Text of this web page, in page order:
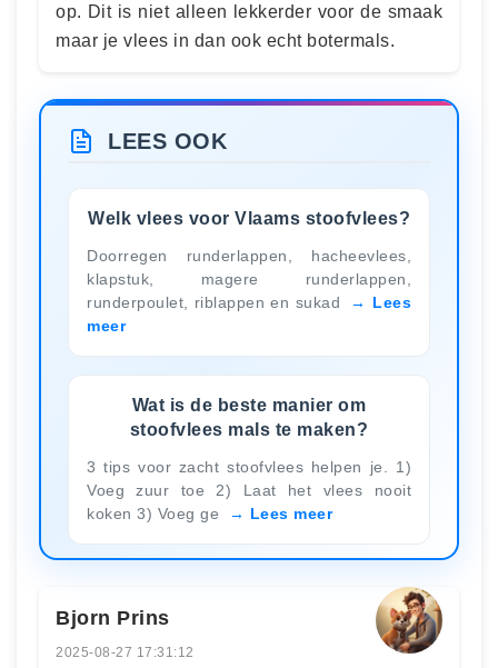
op. Dit is niet alleen lekkerder voor de smaak
maar je vlees in dan ook echt botermals.
LEES OOK
Welk vlees voor Vlaams stoofvlees?
Doorregen runderlappen, hacheevlees,
klapstuk, magere runderlappen,
runderpoulet, riblappen en sukad
Lees
meer
Wat is de beste manier om
stoofvlees mals te maken?
3 tips voor zacht stoofvlees helpen je. 1)
Voeg zuur toe 2) Laat het vlees nooit
koken 3) Voeg ge
Lees meer
Bjorn Prins
2025-08-27 17:31:12